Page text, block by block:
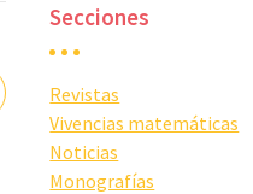
Secciones
Revistas
Vivencias matemáticas
Noticias
Monografías